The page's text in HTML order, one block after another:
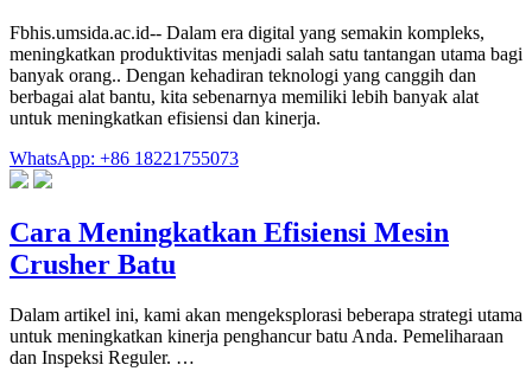
Fbhis.umsida.ac.id-- Dalam era digital yang semakin kompleks,
meningkatkan produktivitas menjadi salah satu tantangan utama bagi
banyak orang.. Dengan kehadiran teknologi yang canggih dan
berbagai alat bantu, kita sebenarnya memiliki lebih banyak alat
untuk meningkatkan efisiensi dan kinerja.
WhatsApp: +86 18221755073
Cara Meningkatkan Efisiensi Mesin
Crusher Batu
Dalam artikel ini, kami akan mengeksplorasi beberapa strategi utama
untuk meningkatkan kinerja penghancur batu Anda. Pemeliharaan
dan Inspeksi Reguler. …